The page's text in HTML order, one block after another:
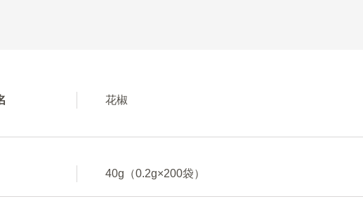
花椒
40g（0.2g×200袋）